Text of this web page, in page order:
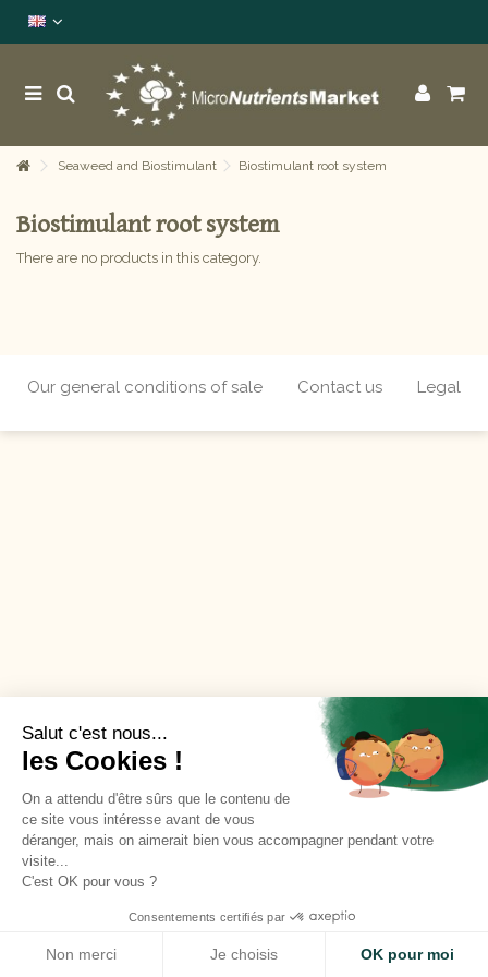
Seaweed and Biostimulant Biostimulant root system
Biostimulant root system
There are no products in this category.
Our general conditions of sale Contact us Legal
ACCEPT
Salut c'est nous...
les Cookies !
On a attendu d'être sûrs que le contenu de
ce site vous intéresse avant de vous
déranger, mais on aimerait bien vous accompagner pendant votre
visite...
C'est OK pour vous ?
Consentements certifiés par
Non merci Je choisis OK pour moi